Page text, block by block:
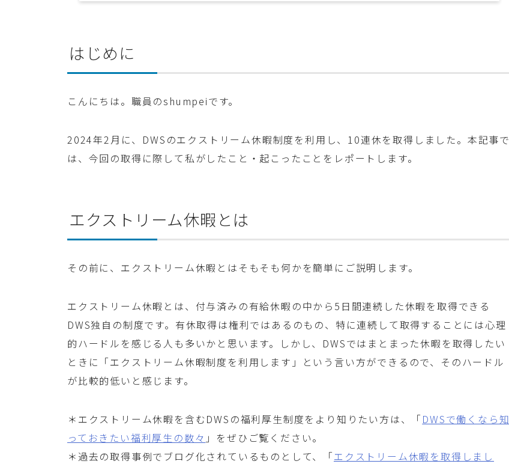
はじめに
こんにちは。職員のshumpeiです。
2024年2月に、DWSのエクストリーム休暇制度を利用し、10連休を取得しました。本記事で
は、今回の取得に際して私がしたこと・起こったことをレポートします。
エクストリーム休暇とは
その前に、エクストリーム休暇とはそもそも何かを簡単にご説明します。
エクストリーム休暇とは、付与済みの有給休暇の中から5日間連続した休暇を取得できる
DWS独自の制度です。有休取得は権利ではあるのもの、特に連続して取得することには心理
的ハードルを感じる人も多いかと思います。しかし、DWSではまとまった休暇を取得したい
ときに「エクストリーム休暇制度を利用します」という言い方ができるので、そのハードル
が比較的低いと感じます。
＊エクストリーム休暇を含むDWSの福利厚生制度をより知りたい方は、「 DWSで働くなら知
っておきたい福利厚生の数々 」をぜひご覧ください。
＊過去の取得事例でブログ化されているものとして、「エクストリーム休暇を取得しまし